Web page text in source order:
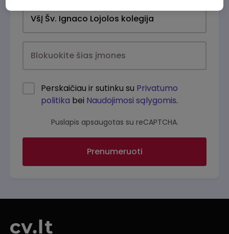
Perskaičiau ir sutinku su Privatumo
politika bei Naudojimosi sąlygomis.
Puslapis apsaugotas su reCAPTCHA.
Prenumeruoti